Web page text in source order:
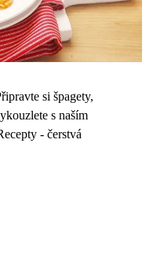
si špagety,
s naším
- čerstvá